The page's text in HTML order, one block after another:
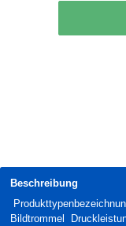
Beschreibung
Bildtrommel